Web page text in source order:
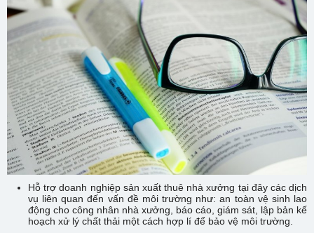
Hỗ trợ doanh nghiệp sản xuất thuê nhà xưởng tại đây các dịch
vụ liên quan đến vấn đề môi trường như: an toàn vệ sinh lao
động cho công nhân nhà xưởng, báo cáo, giám sát, lập bản kế
hoạch xử lý chất thải một cách hợp lí để bảo vệ môi trường.